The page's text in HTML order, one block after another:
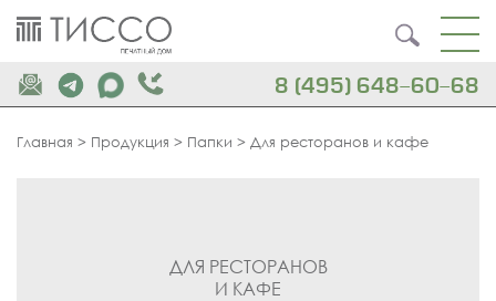
8 (495) 648-60-68
Главная > Продукция > Папки > Для ресторанов и кафе
ДЛЯ РЕСТОРАНОВ
И КАФЕ